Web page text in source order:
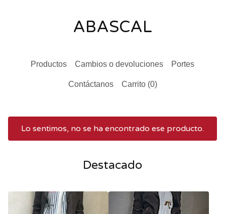
ABASCAL
Productos Cambios o devoluciones Portes
Contáctanos Carrito (0)
Lo sentimos, no se ha encontrado ese producto.
Destacado